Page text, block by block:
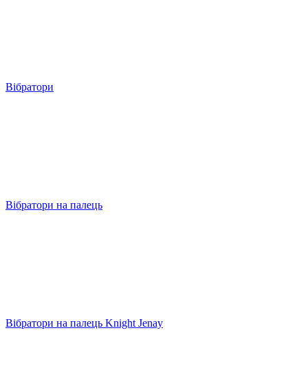
Вібратори
Вібратори на палець
Вібратори на палець Knight Jenay